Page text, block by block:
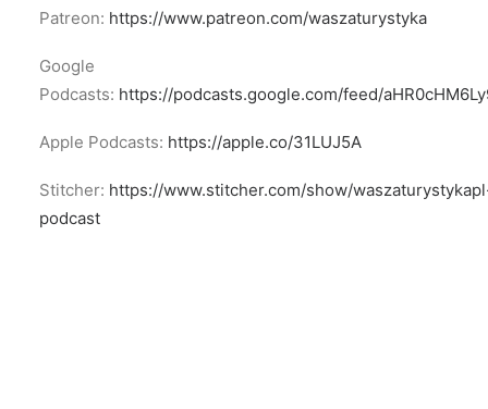
Patreon: https://www.patreon.com/waszaturystyka
Google
Podcasts: https://podcasts.google.com/feed/
Apple Podcasts: https://apple.co/31LUJ5A
Stitcher: https://www.stitcher.com/show/
podcast